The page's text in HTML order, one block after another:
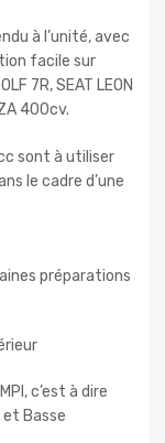
à l’unité, avec
facile sur
7R, SEAT LEON
400cv.
sont à utiliser
le cadre d’une
préparations
c’est à dire
Basse